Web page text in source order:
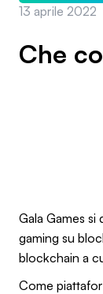
13 aprile 2022
Che
Gala Games
gaming su
blockchain a
Come